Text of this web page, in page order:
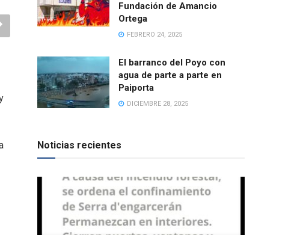
Fundación de Amancio
Ortega
FEBRERO 24, 2025
El barranco del Poyo con
agua de parte a parte en
Paiporta
DICIEMBRE 28, 2025
Noticias recientes